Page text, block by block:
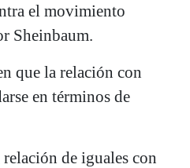
el movimiento
Sheinbaum.
que la relación con
en términos de
de iguales con